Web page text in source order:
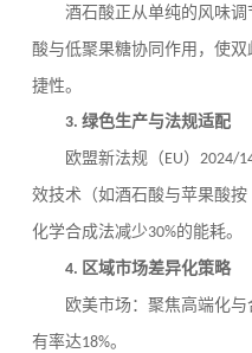
酒石酸正从单纯的风味
酸与低聚果糖协同作用，使
捷性。
3. 绿色生产与法规适配
欧盟新法规（EU） 2024/
效技术（如酒石酸与苹果酸按
化学合成法减少30%的能耗。
4. 区域市场差异化策略
欧美市场：聚焦高端化
有率达18%。